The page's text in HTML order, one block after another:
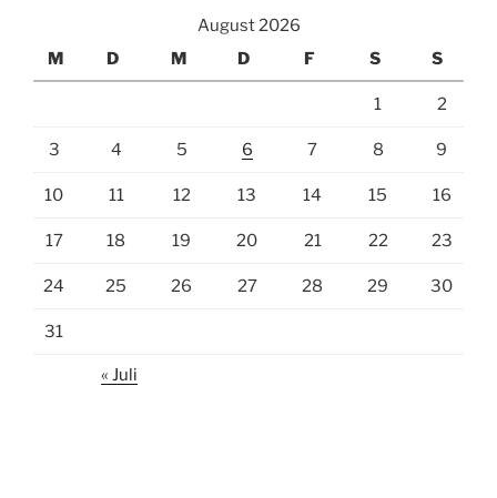
August 2026
M
D M D F S S
1 2
3 4 5 6 7 8 9
10 11 12 13 14 15 16
17 18 19 20 21 22 23
24 25 26 27 28 29 30
31
« Juli